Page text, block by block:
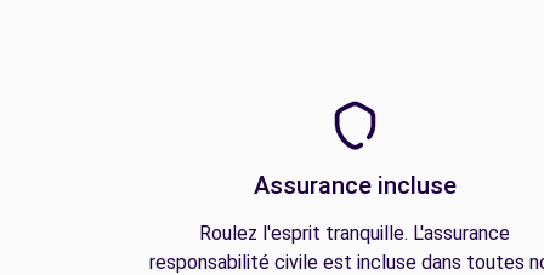
Assurance incluse
Roulez l'esprit tranquille. L'assurance
responsabilité civile est incluse dans toutes